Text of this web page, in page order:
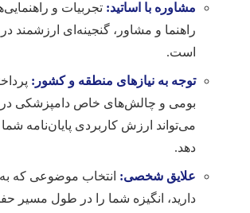
مشاوره با اساتید: تجربیات و
راهنما و مشاور، گنجینه‌ای ارزشمند
است.
توجه به نیازهای منطقه و کشور:
بومی و چالش‌های خاص دامپزشکی
می‌تواند ارزش کاربردی پایان‌نامه
دهد.
علایق شخصی: انتخاب موضوعی که
دارید، انگیزه شما را در طول مسیر